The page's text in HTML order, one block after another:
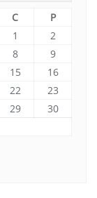
C
P
1
2
8
9
15
16
22
23
29
30